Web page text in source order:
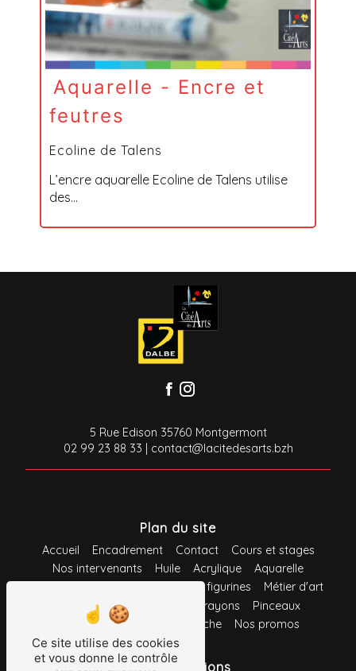
Aquarelle - Encre et
feutres
Ecoline de Talens
L’encre aquarelle Ecoline de Talens utilise
des...
5 Rue Edison 35760 Montgermont
02 99 23 88 33 | contact@lacitedesarts.bzh
Plan du site
Accueil Encadrement Contact
Cours et stages
Nos intervenants
Huile Acrylique
Aquarelle
Maquette et figurines
Métier d'art
Loisirs créatifs
Crayons
Pinceaux
Support
Système d'accroche Nos promos
Nos prestations
Ce site utilise des cookies
et vous donne le contrôle